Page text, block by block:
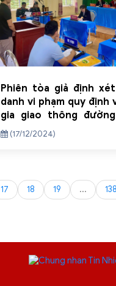
Phiên tòa giả định
danh vi phạm quy định
gia giao thông
giao xe cho người
(17/12/2024)
17 18 19 ... 138